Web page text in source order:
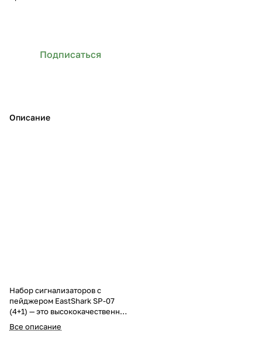
Подписаться
Описание
Набор сигнализаторов с
пейджером EastShark SP-07
(4+1) — это высококачественное
и надежное решение для
профессиональных рыболовов.
Все описание